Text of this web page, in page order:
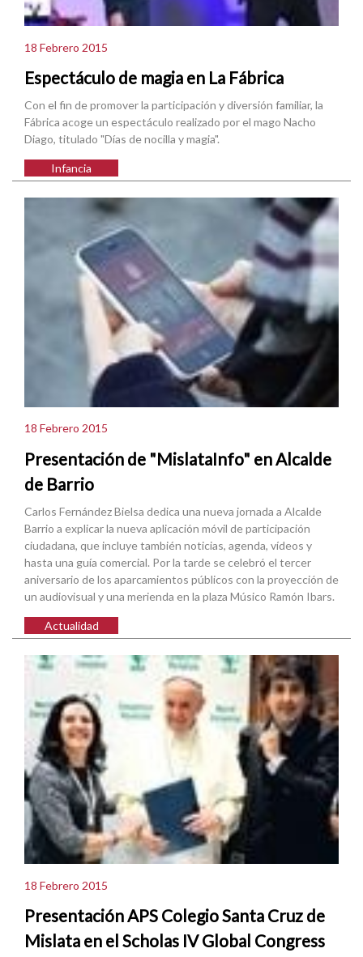
18 Febrero 2015
Espectáculo de magia en La Fábrica
Con el fin de promover la participación y diversión familiar, la
Fábrica acoge un espectáculo realizado por el mago Nacho
Diago, titulado "Días de nocilla y magia".
Infancia
18 Febrero 2015
Presentación de "MislataInfo" en Alcalde
de Barrio
Carlos Fernández Bielsa dedica una nueva jornada a Alcalde
Barrio a explicar la nueva aplicación móvil de participación
ciudadana, que incluye también noticias, agenda, vídeos y
hasta una guía comercial. Por la tarde se celebró el tercer
aniversario de los aparcamientos públicos con la proyección de
un audiovisual y una merienda en la plaza Músico Ramón Ibars.
Actualidad
18 Febrero 2015
Presentación APS Colegio Santa Cruz de
Mislata en el Scholas IV Global Congress